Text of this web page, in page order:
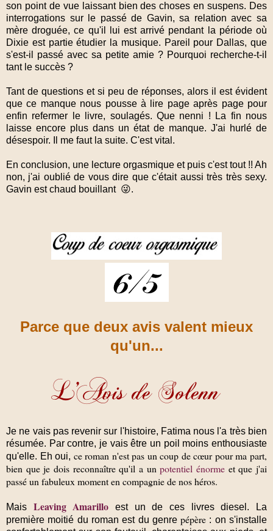
son point de vue laissant bien des choses en suspens. Des
interrogations sur le passé de Gavin, sa relation avec sa
mère droguée, ce qu'il lui est arrivé pendant la période où
Dixie est partie étudier la musique. Pareil pour Dallas, que
s'est-il passé avec sa petite amie ? Pourquoi recherche-t-il
tant le succès ?
Tant de questions et si peu de réponses, alors il est évident
que ce manque nous pousse à lire page après page pour
enfin refermer le livre, soulagés. Que nenni ! La fin nous
laisse encore plus dans un état de manque. J'ai hurlé de
désespoir. Il me faut la suite. C'est vital.
En conclusion, une lecture orgasmique et puis c'est tout !! Ah
non, j'ai oublié de vous dire que c'était aussi très très sexy.
Gavin est chaud bouillant 😜.
Parce que deux avis valent mieux
qu'un...
Je ne vais pas revenir sur l'histoire, Fatima nous l'a très bien
résumée. Par contre, je vais être un poil moins enthousiaste
qu'elle. Eh oui, ce roman n'est pas un coup de cœur pour ma part,
bien que je dois reconnaître qu'il a unpotentiel énorme et que j'ai
passé un fabuleux moment en compagnie de nos héros.
Mais Leaving Amarillo est un de ces livres diesel . La
première moitié du roman est du genrepépère : on s'installe